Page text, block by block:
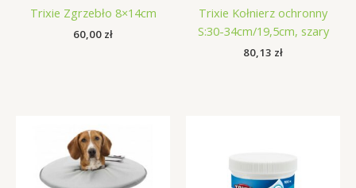
Trixie Zgrzebło 8×14cm
60,00 zł
Trixie Kołnierz ochronny
S:30-34cm/19,5cm, szary
80,13 zł